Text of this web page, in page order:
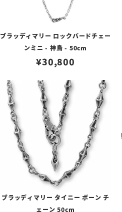
ブラッディマリー ロックバードチェー
ンミニ - 神烏 - 50cm
¥30,800
ブラッディマリー タイニー ボーン チ
ェーン 50cm